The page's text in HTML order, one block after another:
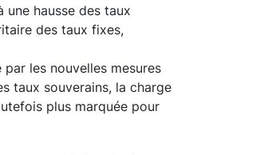
une hausse des taux
des taux fixes,
les nouvelles mesures
taux souverains, la charge
plus marquée pour